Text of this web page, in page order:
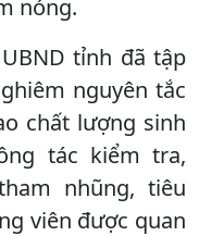
nóng.
tỉnh đã tập
nguyên tắc
chất lượng sinh
tác kiểm tra,
nhũng, tiêu
viên được quan